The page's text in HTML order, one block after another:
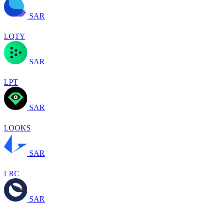
SAR
LQTY
SAR
LPT
SAR
LOOKS
SAR
LRC
SAR